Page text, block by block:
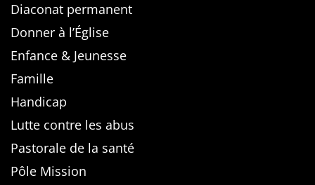
Diaconat permanent
Donner à l’Église
Enfance & Jeunesse
Famille
Handicap
Lutte contre les abus
Pastorale de la santé
Pôle Mission